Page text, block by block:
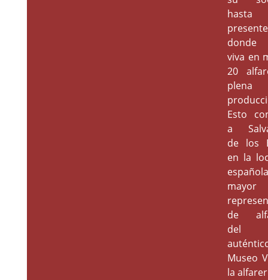
donde
viva en
20
plena
Esto
a
de los
en la
mayor
de
del
Museo
la